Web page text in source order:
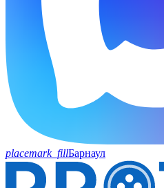
placemark_fillБарнаул